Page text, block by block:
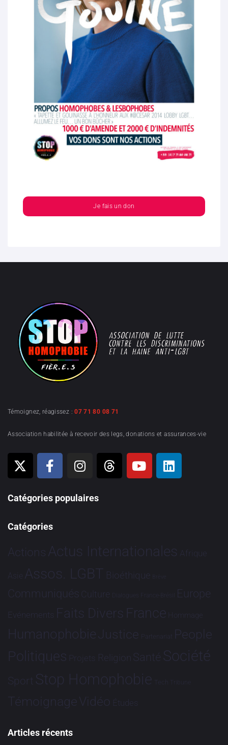
Je fais un don
Témoignez, réagissez :07 71 80 08 71
Association habilitée à recevoir des legs, donations et assurances-vie
Catégories populaires
Catégories
Actions Actus Internationales Afrique
Asie Assos. LGBT Bioéthique Brève
Communiqués Culture Dialogues France-Brésil Europe
Evénements Faits Divers France Hommage
HumanophobieJustice Partenariat People
Politiques Projets Religion Santé Société
Sport Stop Homophobie Tech Tribune
TémoignageVidéo Études
Articles récents